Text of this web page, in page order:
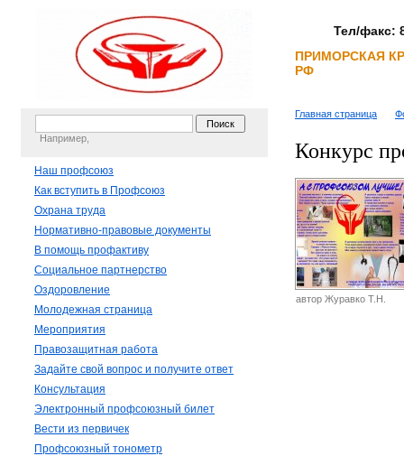
Тел/факс:
ПРИМОРСКАЯ
РФ
Например,
Наш профсоюз
Как вступить в Профсоюз
Охрана труда
Нормативно-правовые документы
В помощь профактиву
Социальное партнерство
Оздоровление
Молодежная страница
Мероприятия
Правозащитная работа
Задайте свой вопрос и получите ответ
Консультация
Электронный профсоюзный билет
Вести из первичек
Профсоюзный тонометр
Главная страница
Конкурс
автор Журавко Т.Н.